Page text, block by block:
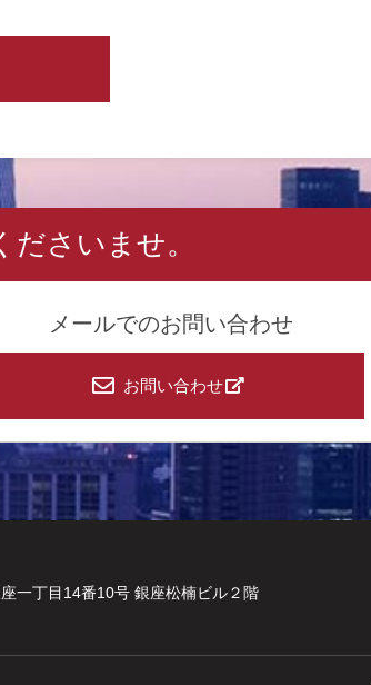
さいませ。
メールでのお問い合わせ
お問い合わせ
一丁目14番10号 銀座松楠ビル２階